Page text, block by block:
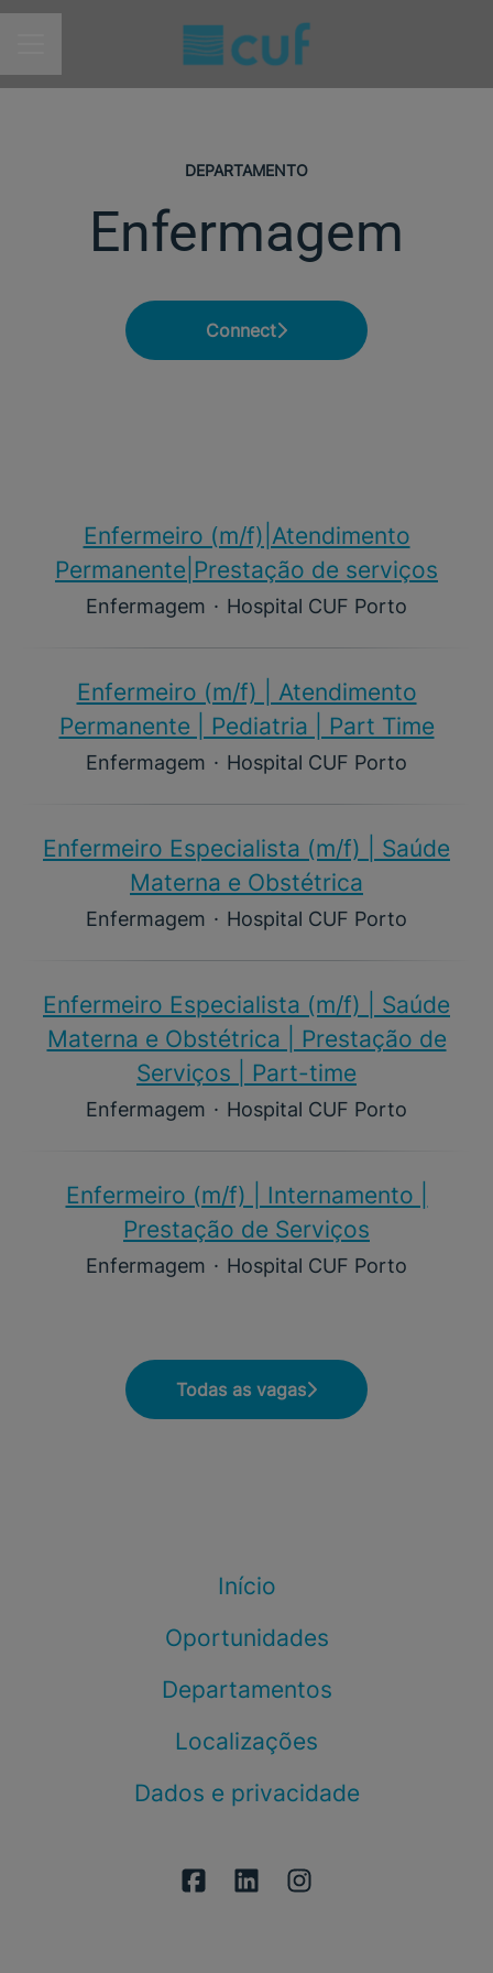
MENU DE CARREIRAS
DEPARTAMENTO
Enfermagem
Connect
Enfermeiro (m/f)​|Atendimento
Permanente|Prestação de serviços
Enfermagem · Hospital CUF Porto
Enfermeiro (m/f)​ | Atendimento
Permanente | Pediatria | Part Time
Enfermagem · Hospital CUF Porto
Enfermeiro Especialista (m/f)​ | Saúde
Materna e Obstétrica
Enfermagem · Hospital CUF Porto
Enfermeiro Especialista (m/f)​ | Saúde
Materna e Obstétrica | Prestação de
Serviços | Part-time
Enfermagem · Hospital CUF Porto
Enfermeiro (m/f)​ | Internamento |
Prestação de Serviços
Enfermagem · Hospital CUF Porto
Todas as vagas
Início
Oportunidades
Departamentos
Localizações
Dados e privacidade